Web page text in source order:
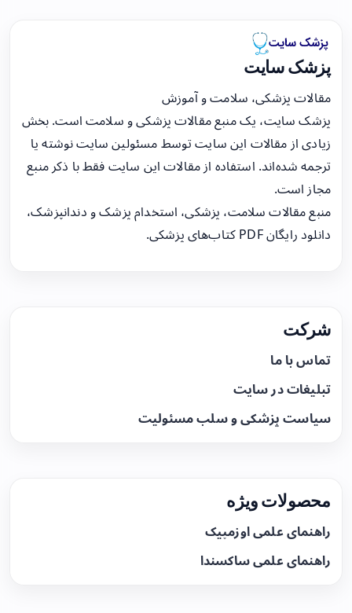
پزشک سایت
مقالات پزشکی، سلامت و آموزش
پزشک سایت، یک منبع مقالات پزشکی و سلامت است. بخش
زیادی از مقالات این سایت توسط مسئولین سایت نوشته یا
ترجمه شده‌اند. استفاده از مقالات این سایت فقط با ذکر منبع
مجاز است.
منبع مقالات سلامت، پزشکی، استخدام پزشک و دندانپزشک،
دانلود رایگان PDF کتاب‌های پزشکی.
شرکت
تماس با ما
تبلیغات در سایت
سیاست پزشکی و سلب مسئولیت
محصولات ویژه
راهنمای علمی اوزمپیک
راهنمای علمی ساکسندا